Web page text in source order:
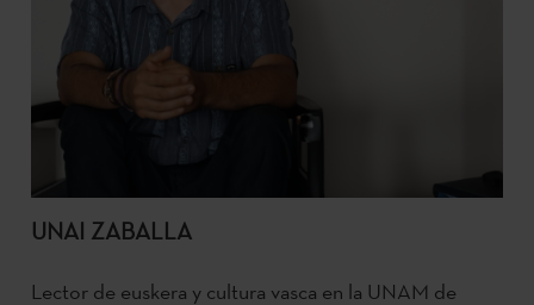
UNAI ZABALLA
Lector de euskera y cultura vasca en la UNAM de